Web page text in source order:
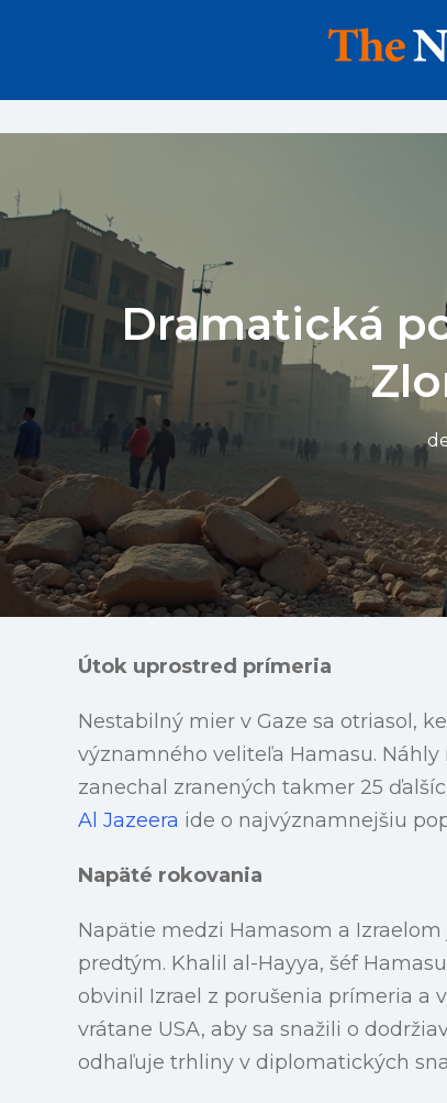
Dramatická
Útok uprostred prímeria
Nestabilný mier v Gaze sa otriasol,
významného veliteľa Hamasu.
zanechal zranených takmer 25
Al Jazeera ide o najvýznamnejšiu
Napäté rokovania
Napätie medzi Hamasom a
predtým. Khalil al-Hayya, šéf
obvinil Izrael z porušenia prímeria a
vrátane USA, aby sa snažili o
odhaľuje trhliny v diplomatických